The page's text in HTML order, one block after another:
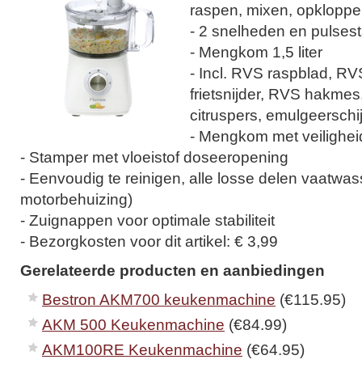
raspen, mixen,
- 2 snelheden en
- Mengkom 1,5 liter
- Incl. RVS raspblad,
frietsnijder, RVS
citruspers,
- Mengkom met
- Stamper met vloeistof doseeropening
- Eenvoudig te reinigen, alle losse delen
motorbehuizing)
- Zuignappen voor optimale stabiliteit
- Bezorgkosten voor dit artikel: € 3,99
Gerelateerde producten en aanbiedingen
Bestron AKM700 keukenmachine (€115.95)
AKM 500 Keukenmachine (€84.99)
AKM100RE Keukenmachine (€64.95)